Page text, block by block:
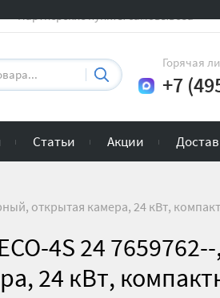
Партнерские пункты самовывоза
Горячая
+7
Статьи Акции
открытая камера, 24 кВт,
4S 24
24 кВт,